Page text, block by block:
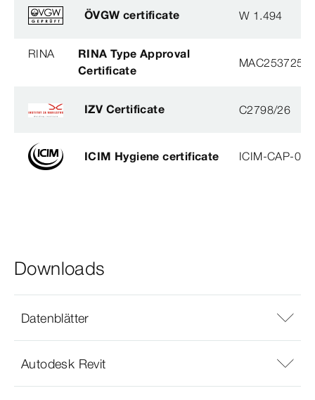
ÖVGW certificate W 1.494
RINA
RINA Type Approval
Certificate
IZV Certificate C2798/26
ICIM Hygiene certificate ICIM-CAP-
Downloads
Datenblätter
Autodesk Revit